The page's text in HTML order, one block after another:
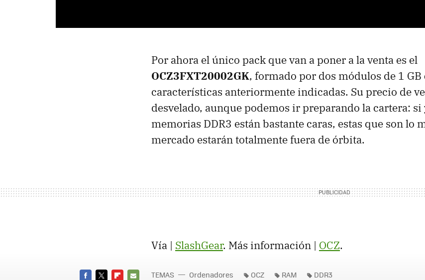
Por ahora el único pack que van a poner a la venta es el
OCZ3FXT20002GK, formado por dos módulos de 1 GB
características anteriormente indicadas. Su precio de
desvelado, aunque podemos ir preparando la cartera: si
memorias DDR3 están bastante caras, estas que son lo
mercado estarán totalmente fuera de órbita.
Vía | SlashGear. Más información | OCZ.
TEMAS Ordenadores OCZ RAM DDR3